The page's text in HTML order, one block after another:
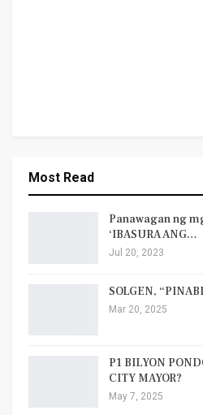
Most Read
Panawagan ng
‘IBASURA ANG…
Jul 20, 2023
SOLGEN,
Mar 20, 2025
P1 BILYON
CITY MAYOR?
May 7, 2025